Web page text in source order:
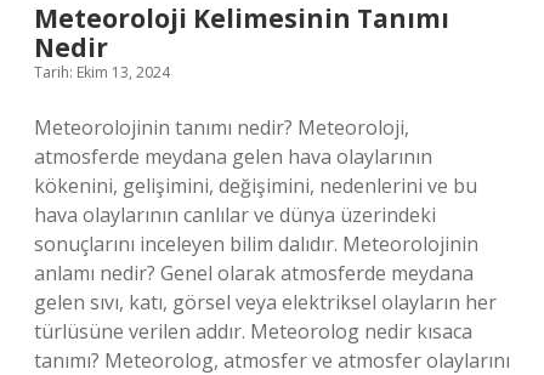
Meteoroloji Kelimesinin Tanımı
Nedir
Tarih: Ekim 13, 2024
Meteorolojinin tanımı nedir? Meteoroloji,
atmosferde meydana gelen hava olaylarının
kökenini, gelişimini, değişimini, nedenlerini ve bu
hava olaylarının canlılar ve dünya üzerindeki
sonuçlarını inceleyen bilim dalıdır. Meteorolojinin
anlamı nedir? Genel olarak atmosferde meydana
gelen sıvı, katı, görsel veya elektriksel olayların her
türlüsüne verilen addır. Meteorolog nedir kısaca
tanımı? Meteorolog, atmosfer ve atmosfer olaylarını